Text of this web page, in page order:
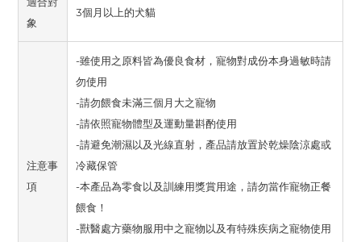
象
3個月以上的犬貓
注意事
項
-雖使用之原料皆為優良食材，寵物對成份本身過敏時請
勿使用
-請勿餵食未滿三個月大之寵物
-請依照寵物體型及運動量斟酌使用
-請避免潮濕以及光線直射，產品請放置於乾燥陰涼處或
冷藏保管
-本產品為零食以及訓練用獎賞用途，請勿當作寵物正餐
餵食！
-獸醫處方藥物服用中之寵物以及有特殊疾病之寵物使用